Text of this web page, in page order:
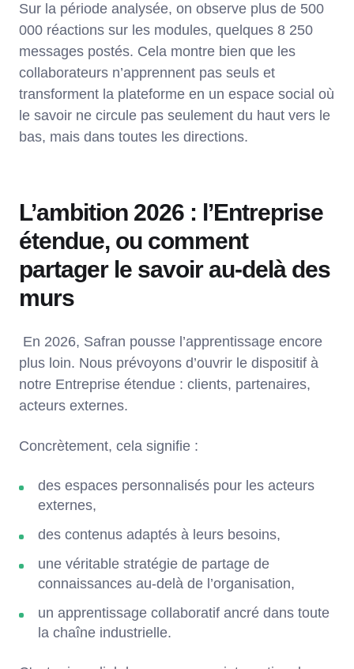
Sur la période analysée, on observe plus de 500
000 réactions sur les modules, quelques 8 250
messages postés. Cela montre bien que les
collaborateurs n’apprennent pas seuls et
transforment la plateforme en un espace social où
le savoir ne circule pas seulement du haut vers le
bas, mais dans toutes les directions.
L’ambition 2026 : l’Entreprise
étendue, ou comment
partager le savoir au-delà des
murs
En 2026, Safran pousse l’apprentissage encore
plus loin. Nous prévoyons d’ouvrir le dispositif à
notre Entreprise étendue : clients, partenaires,
acteurs externes.
Concrètement, cela signifie :
des espaces personnalisés pour les acteurs
externes,
des contenus adaptés à leurs besoins,
une véritable stratégie de partage de
connaissances au-delà de l’organisation,
un apprentissage collaboratif ancré dans toute
la chaîne industrielle.